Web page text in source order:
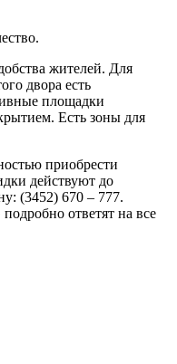
жителей. Для
двора есть
площадки
Есть зоны для
приобрести
действуют до
(3452) 670 – 777.
ответят на все